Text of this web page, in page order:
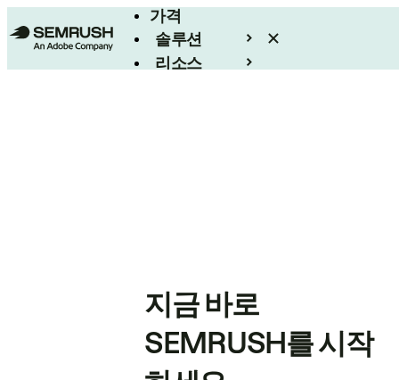
가격
솔루션
리소스
지금 바로
SEMRUSH를 시작